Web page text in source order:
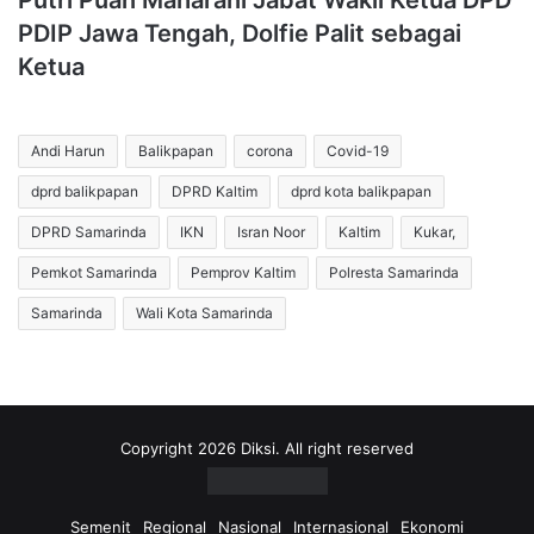
PDIP Jawa Tengah, Dolfie Palit sebagai
Ketua
Andi Harun Balikpapan corona Covid-19
dprd balikpapan DPRD Kaltim dprd kota balikpapan
DPRD Samarinda IKN Isran Noor Kaltim Kukar,
Pemkot Samarinda Pemprov Kaltim Polresta Samarinda
Samarinda Wali Kota Samarinda
Copyright 2026 Diksi. All right reserved
Semenit Regional Nasional Internasional Ekonomi